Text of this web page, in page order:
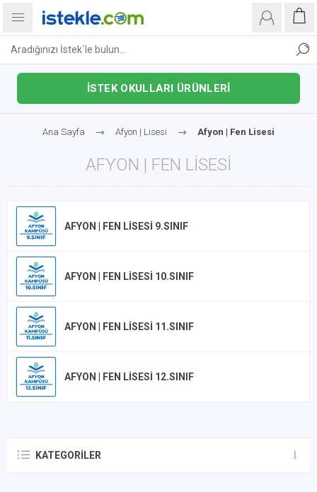
İSTEK OKULLARI ÜRÜNLERİ
Ana Sayfa Afyon | Lisesi Afyon | Fen Lisesi
AFYON | FEN LISESI
AFYON | FEN LISESI 9.SINIF
AFYON | FEN LISESI 10.SINIF
AFYON | FEN LISESI 11.SINIF
AFYON | FEN LISESI 12.SINIF
KATEGORILER